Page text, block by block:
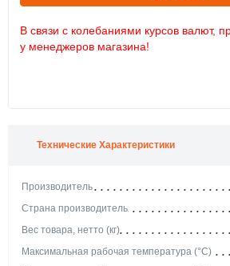
В связи с колебаниями курсов валют,
у менеджеров магазина!
Технические Характеристики
Производитель
Страна производитель
Вес товара, нетто (кг)
Максимальная рабочая температура (°С)